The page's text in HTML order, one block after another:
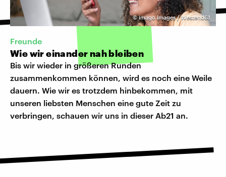
©imago images / Westend61
Freunde
Wie wir einander nah bleiben
Bis wir wieder in größeren Runden
zusammenkommen können, wird es noch eine Weile
dauern. Wie wir es trotzdem hinbekommen, mit
unseren liebsten Menschen eine gute Zeit zu
verbringen, schauen wir uns in dieser Ab21 an.